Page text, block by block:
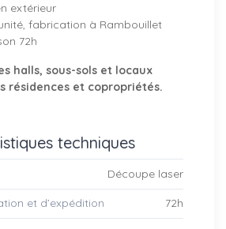
extérieur
fabrication à Rambouillet
72h
halls, sous-sols et locaux
résidences et copropriétés.
techniques
Découpe laser
et d’expédition 72h